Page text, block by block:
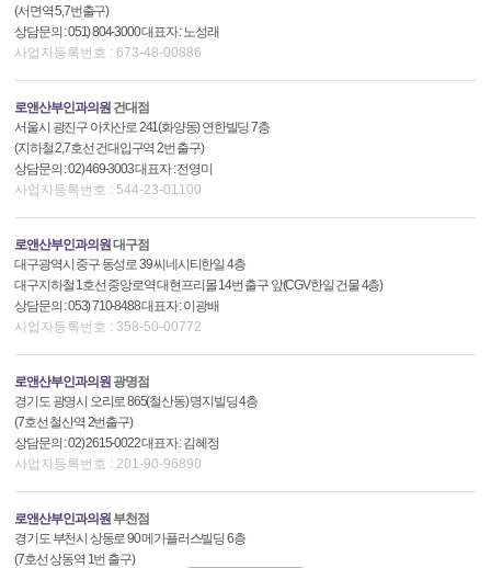
(서면역 5,7번출구)
상담문의 : 051) 804-3000 대표자 : 노성래
사업자등록번호 : 673-48-00886
로앤산부인과의원 건대점
서울시 광진구 아차산로 241(화양동) 연한빌딩 7층
(지하철 2,7호선 건대입구역 2번 출구)
상담문의 : 02) 469-3003 대표자 : 전영미
사업자등록번호 : 544-23-01100
로앤산부인과의원대구점
대구광역시 중구 동성로 39 씨네시티한일 4층
대구지하철 1호선 중앙로역 대현프리몰 14번 출구 앞(CGV한일 건물 4층)
상담문의 : 053) 710-8488 대표자 : 이광배
사업자등록번호 : 358-50-00772
로앤산부인과의원광명점
경기도 광명시 오리로 865(철산동) 명지빌딩 4층
(7호선 철산역 2번출구)
상담문의 : 02) 2615-0022 대표자 : 김혜정
사업자등록번호 : 201-90-96890
로앤산부인과의원 부천점
경기도 부천시 상동로 90 메가플러스빌딩 6층
(7호선 상동역 1번 출구)